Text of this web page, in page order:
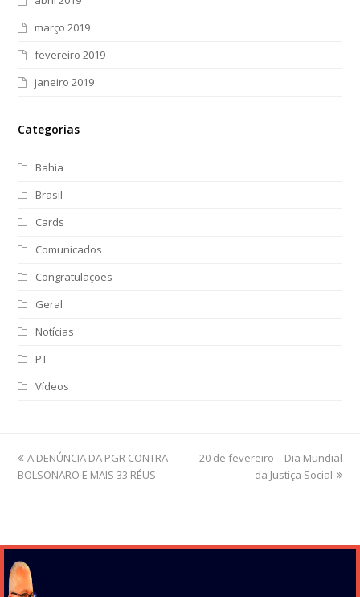
março 2019
fevereiro 2019
janeiro 2019
Categorias
Bahia
Brasil
Cards
Comunicados
Congratulações
Geral
Notícias
PT
Vídeos
previous
post:
A DENÚNCIA DA PGR CONTRA
BOLSONARO E MAIS 33 RÉUS
next
20 de fevereiro – Dia Mundial
da Justiça Social